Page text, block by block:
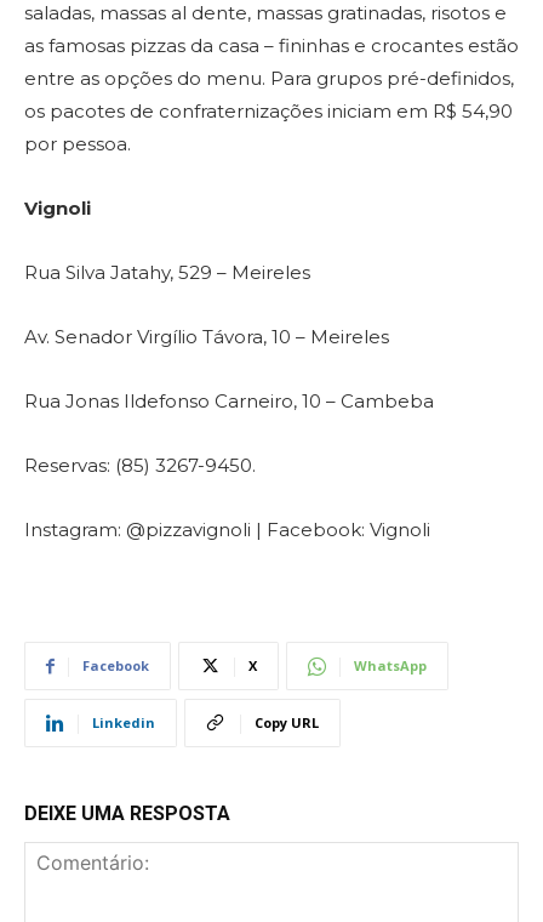
saladas, massas al dente, massas gratinadas, risotos e
as famosas pizzas da casa – fininhas e crocantes estão
entre as opções do menu. Para grupos pré-definidos,
os pacotes de confraternizações iniciam em R$ 54,90
por pessoa.
Vignoli
Rua Silva Jatahy, 529 – Meireles
Av. Senador Virgílio Távora, 10 – Meireles
Rua Jonas Ildefonso Carneiro, 10 – Cambeba
Reservas: (85) 3267-9450.
Instagram: @pizzavignoli | Facebook: Vignoli
Facebook X WhatsApp
Linkedin Copy URL
DEIXE UMA RESPOSTA